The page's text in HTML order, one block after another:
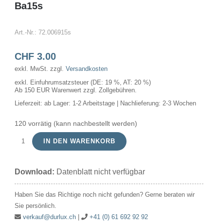
Ba15s
Art.-Nr.: 72.006915s
CHF3.00
exkl. MwSt. zzgl. Versandkosten
exkl. Einfuhrumsatzsteuer (DE: 19 %, AT: 20 %)
Ab 150 EUR Warenwert zzgl. Zollgebühren.
Lieferzeit: ab Lager: 1-2 Arbeitstage | Nachlieferung: 2-3 Wochen
120 vorrätig (kann nachbestellt werden)
Signallampe
6V
18x35mm
Ba15s
IN DEN WARENKORB
Download: Datenblatt nicht verfügbar
Haben Sie das Richtige noch nicht gefunden? Gerne beraten wir
Sie persönlich.
verkauf@durlux.ch| +41 (0) 61 692 92 92